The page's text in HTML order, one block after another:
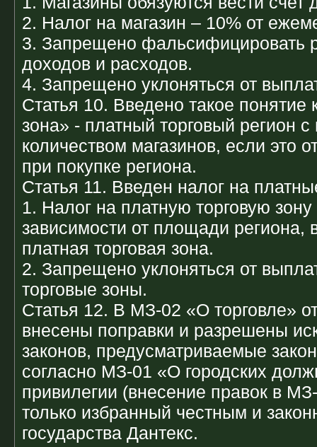
2. Налог на магазин – 10% от
3. Запрещено фальсифицировать
доходов и расходов.
4. Запрещено уклоняться от
Статья 10. Введено такое понятие
зона» - платный торговый регион
количеством магазинов, если это
при покупке региона.
Статья 11. Введен налог на
1. Налог на платную торговую
зависимости от площади региона,
платная торговая зона.
2. Запрещено уклоняться от
торговые зоны.
Статья 12. В МЗ-02 «О торговле»
внесены поправки и разрешены
законов, предусматриваемые
согласно МЗ-01 «О городских
привилегии (внесение правок в
только избранный честным и
государства Дантекс.